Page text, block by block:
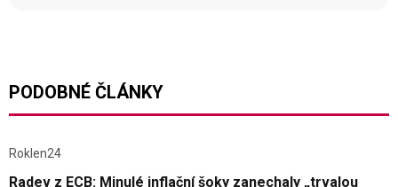
PODOBNÉ ČLÁNKY
Roklen24
Radev z ECB: Minulé inflační šoky zanechaly „trvalou